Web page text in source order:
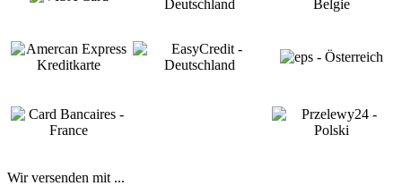
Wir versenden mit ...